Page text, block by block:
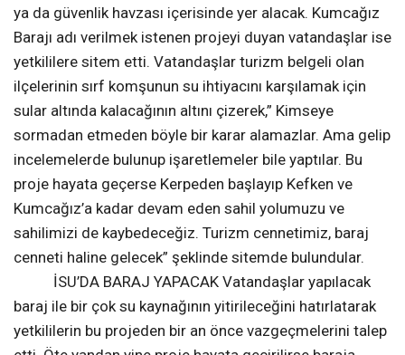
araziler ile 35 iş yerinin istimlak edilmesi gerekiyor. İlk
proje yapıldıktan sonra ikinci projeye geçilecek.
Komşunun su ihtiyacı için Kandıra’da bulunan nerdeyse
bütün derelerde birer baraj kurulacak. ADI:
KUMCAĞIZ BARAJI Proje alanı içinde iddialara göre
Kurtyeri Köyü ile mahalleri Petrol, Nebioğlu, Aşağı
Kurtyeri, Yukarı Kurtyeri, Çağlar, Ballar Köyü ve
mahalleleri Rıdvanlı, Recepler ve Duraklı köyü Gölbaşı
Mahallesinin bulunduğu denize 2 km uzaklıktaki alan
seçildi. Bu proje hayata geçirildiği takdirde 3 köy ile 8
mahallesinin nerdeyse tamamı ya sular altında kalacak
ya da güvenlik havzası içerisinde yer alacak. Kumcağız
Barajı adı verilmek istenen projeyi duyan vatandaşlar ise
yetkililere sitem etti. Vatandaşlar turizm belgeli olan